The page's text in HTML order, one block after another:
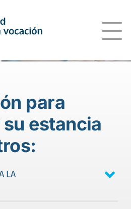
para
estancia
LA